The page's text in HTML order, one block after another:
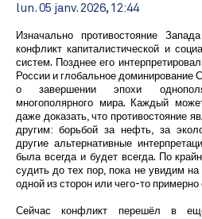
lun. 05 janv. 2026, 12:44
Изначально противостояние
конфликт капиталистической и
систем. Позднее его
России и глобальное доминирование
о завершении эпохи
многополярного мира. Каждый
даже доказать, что противостояние
другим: борьбой за нефть, за
другие альтернативные
была всегда и будет всегда. По
судить до тех пор, пока не увидим на
одной из сторон или чего-то примерно
Сейчас конфликт перешёл в